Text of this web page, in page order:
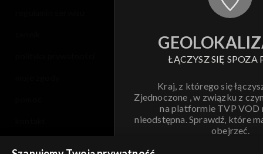
ŁĄCZYSZ SIĘ SPOZA
Kraj, z którego się
Zjednoczone , w związku z
na platformie TVP VOD
nieodstępna. Sprawdź, które
obejrzeć.